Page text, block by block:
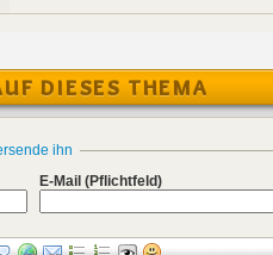
DIESES THEMA
ihn
E-Mail (Pflichtfeld)